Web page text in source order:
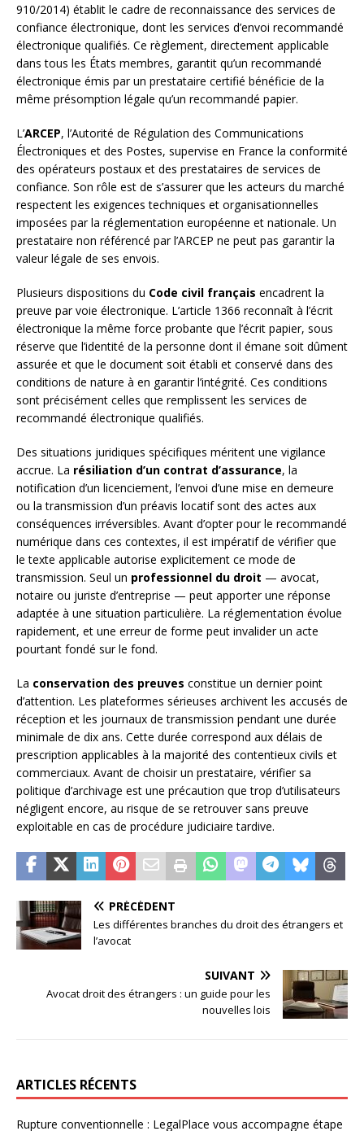
910/2014) établit le cadre de reconnaissance des services de
confiance électronique, dont les services d’envoi recommandé
électronique qualifiés. Ce règlement, directement applicable
dans tous les États membres, garantit qu’un recommandé
électronique émis par un prestataire certifié bénéficie de la
même présomption légale qu’un recommandé papier.
L’ARCEP, l’Autorité de Régulation des Communications
Électroniques et des Postes, supervise en France la conformité
des opérateurs postaux et des prestataires de services de
confiance. Son rôle est de s’assurer que les acteurs du marché
respectent les exigences techniques et organisationnelles
imposées par la réglementation européenne et nationale. Un
prestataire non référencé par l’ARCEP ne peut pas garantir la
valeur légale de ses envois.
Plusieurs dispositions du Code civil français encadrent la
preuve par voie électronique. L’article 1366 reconnaît à l’écrit
électronique la même force probante que l’écrit papier, sous
réserve que l’identité de la personne dont il émane soit dûment
assurée et que le document soit établi et conservé dans des
conditions de nature à en garantir l’intégrité. Ces conditions
sont précisément celles que remplissent les services de
recommandé électronique qualifiés.
Des situations juridiques spécifiques méritent une vigilance
accrue. La résiliation d’un contrat d’assurance, la
notification d’un licenciement, l’envoi d’une mise en demeure
ou la transmission d’un préavis locatif sont des actes aux
conséquences irréversibles. Avant d’opter pour le recommandé
numérique dans ces contextes, il est impératif de vérifier que
le texte applicable autorise explicitement ce mode de
transmission. Seul un professionnel du droit — avocat,
notaire ou juriste d’entreprise — peut apporter une réponse
adaptée à une situation particulière. La réglementation évolue
rapidement, et une erreur de forme peut invalider un acte
pourtant fondé sur le fond.
La conservation des preuves constitue un dernier point
d’attention. Les plateformes sérieuses archivent les accusés de
réception et les journaux de transmission pendant une durée
minimale de dix ans. Cette durée correspond aux délais de
prescription applicables à la majorité des contentieux civils et
commerciaux. Avant de choisir un prestataire, vérifier sa
politique d’archivage est une précaution que trop d’utilisateurs
négligent encore, au risque de se retrouver sans preuve
exploitable en cas de procédure judiciaire tardive.
PRÉCÉDENT
Les différentes branches du droit des étrangers et
l’avocat
SUIVANT
Avocat droit des étrangers : un guide pour les
nouvelles lois
ARTICLES RÉCENTS
Rupture conventionnelle : LegalPlace vous accompagne étape